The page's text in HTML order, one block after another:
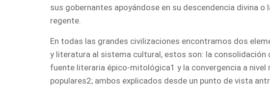
sus gobernantes apoyándose en su descendencia divina o
regente.
En todas las grandes civilizaciones encontramos dos
y literatura al sistema cultural, estos son: la consolidación
fuente literaria épico-mitológica1 y la convergencia a
populares2; ambos explicados desde un punto de vista